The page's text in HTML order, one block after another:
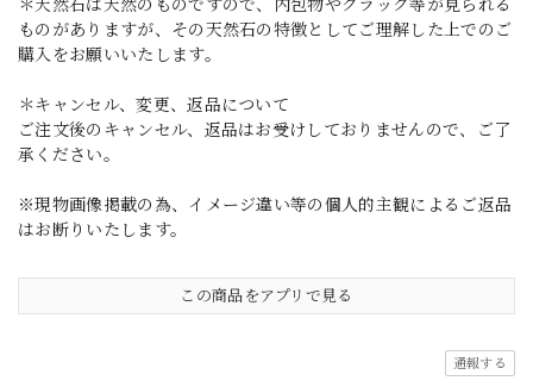
ものがありますが、その天然石の特徴としてご理解した上でのご
購入をお願いいたします。
＊キャンセル、変更、返品について
ご注文後のキャンセル、返品はお受けしておりませんので、ご了
承ください。
※現物画像掲載の為、イメージ違い等の個人的主観によるご返品
はお断りいたします。
この商品をアプリで見る
通報する